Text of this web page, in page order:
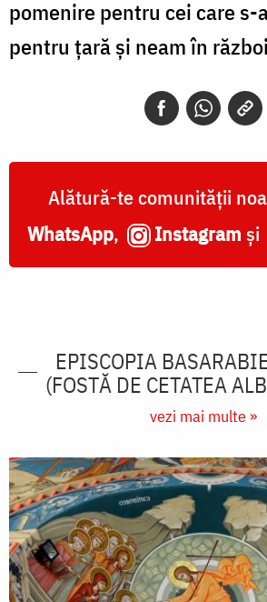
pomenire pentru cei care
pentru țară și neam în
Alătură-te comunității
WhatsApp, Instagram și
EPISCOPIA
(FOSTĂ DE CETATEA
vezi mai multe »